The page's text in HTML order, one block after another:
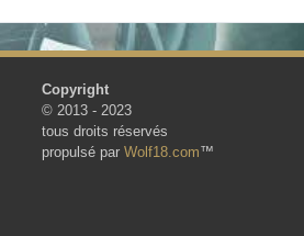
Copyright
© 2013 - 2023
tous droits réservés
propulsé par Wolf18.com™